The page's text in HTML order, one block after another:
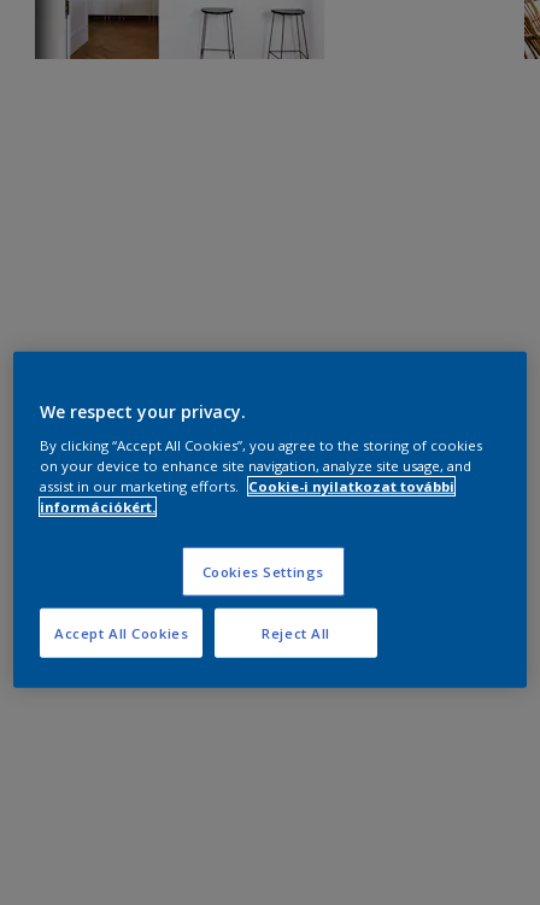
We respect your privacy.
By clicking “Accept All Cookies”, you agree to the storing of cookies
on your device to enhance site navigation, analyze site usage, and
assist in our marketing efforts.
Cookie-i nyilatkozat további
információkért.
Cookies Settings
Reject All
Accept All Cookies